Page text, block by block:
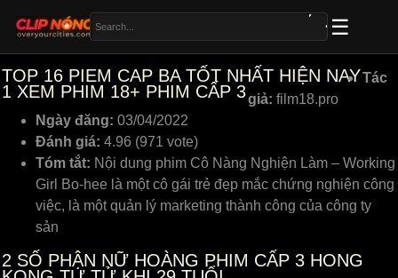
TOP 16 PIEM CAP BA TỐT NHẤT HIỆN NAY
1 XEM PHIM 18+ PHIM CẤP 3
Tác
giả: film18.pro
Ngày đăng: 03/04/2022
Đánh giá: 4.96 (971 vote)
Tóm tắt: Nội dung phim Cô Nàng Nghiện Làm – Working
Girl Bo-hee là một cô gái trẻ đẹp mắc chứng nghiện công
việc, là một quản lý marketing thành công của công ty
sản
2 SỐ PHẬN NỮ HOÀNG PHIM CẤP 3 HONG